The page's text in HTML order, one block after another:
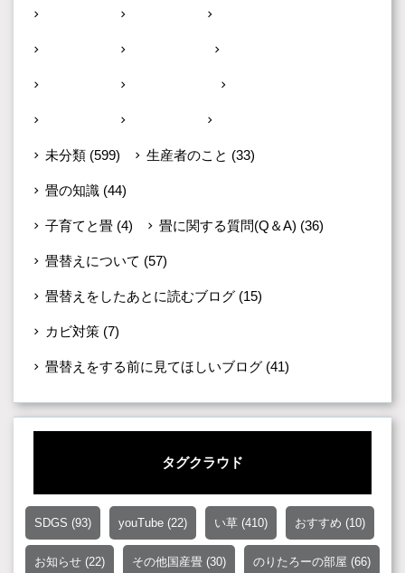
未分類 (599) 生産者のこと (33)
畳の知識 (44)
子育てと畳 (4) 畳に関する質問(Q＆A) (36)
畳替えについて (57)
畳替えをしたあとに読むブログ (15)
カビ対策 (7)
畳替えをする前に見てほしいブログ (41)
タグクラウド
SDGS (93) youTube (22) い草 (410) おすすめ (10)
お知らせ (22) その他国産畳 (30) のりたろーの部屋 (66)